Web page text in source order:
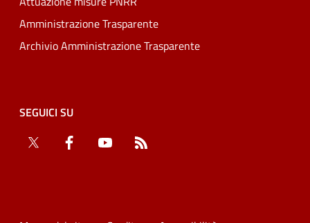
Amministrazione Trasparente
Archivio Amministrazione Trasparente
SEGUICI SU
Twitter
Facebook YouTube